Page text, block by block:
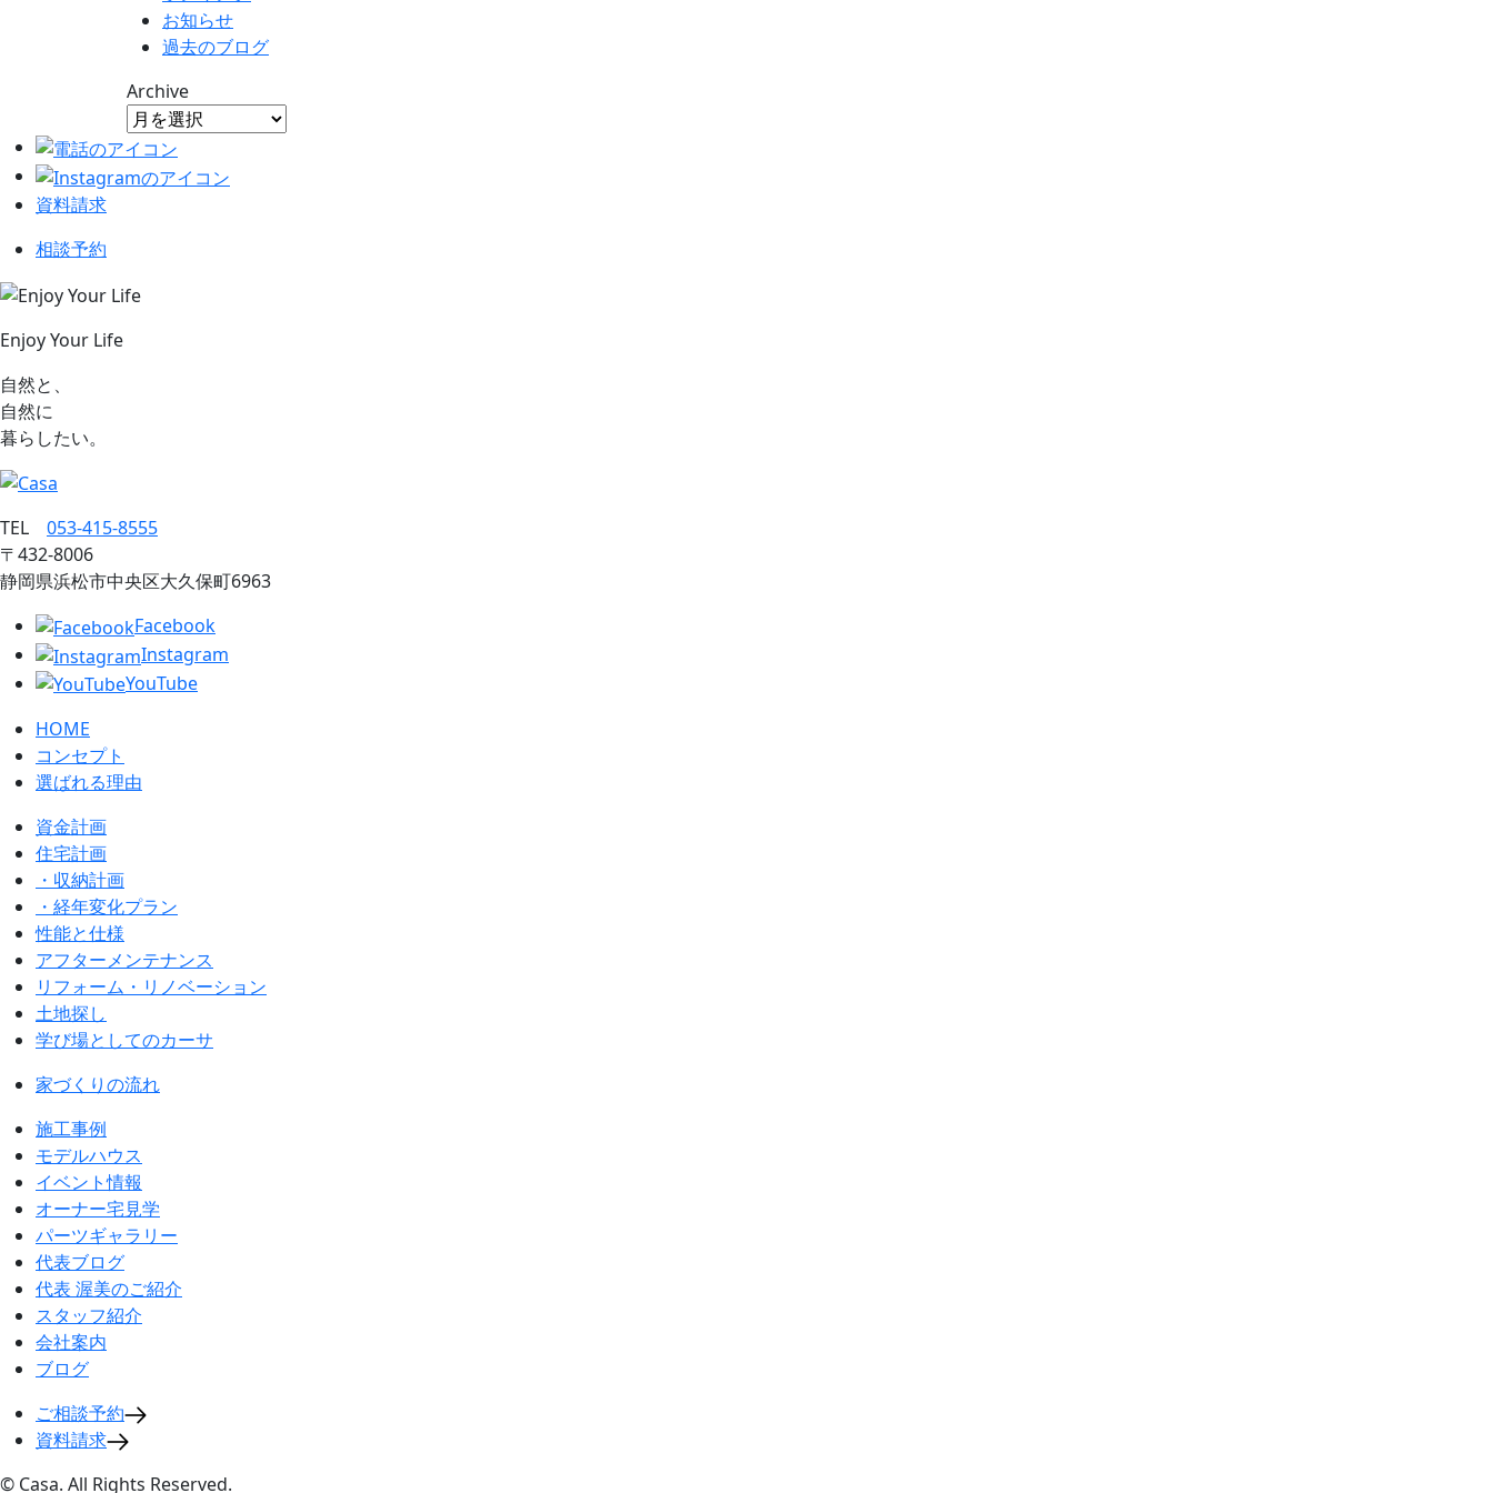
お知らせ
過去のブログ
Archive
資料請求
相談予約
Enjoy Your Life
自然と、
自然に
暮らしたい。
TEL 053‐415‐8555
〒432‐8006
静岡県浜松市中央区大久保町6963
Facebook
Instagram
YouTube
HOME
コンセプト
選ばれる理由
資金計画
住宅計画
・収納計画
・経年変化プラン
性能と仕様
アフターメンテナンス
リフォーム・リノベーション
土地探し
学び場としてのカーサ
家づくりの流れ
施工事例
モデルハウス
イベント情報
オーナー宅見学
パーツギャラリー
代表ブログ
代表 渥美のご紹介
スタッフ紹介
会社案内
ブログ
ご相談予約
資料請求
© Casa. All Rights Reserved.